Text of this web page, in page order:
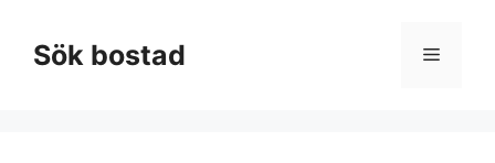
innehållSök bostad Meny